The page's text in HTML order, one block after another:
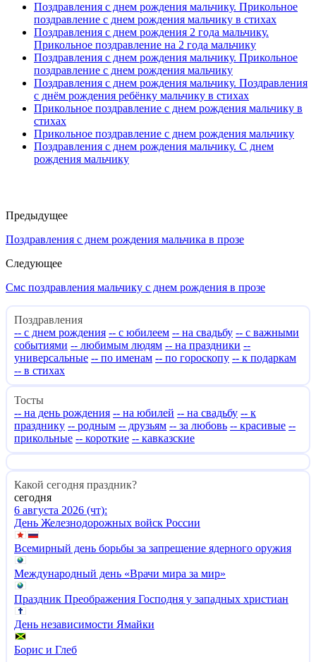
Поздравления с днем рождения мальчику. Прикольное
поздравление с днем рождения мальчику в стихах
Поздравления с днем рождения 2 года мальчику.
Прикольное поздравление на 2 года мальчику
Поздравления с днем рождения мальчику. Прикольное
поздравление с днем рождения мальчику
Поздравления с днем рождения мальчику. Поздравления
с днём рождения ребёнку мальчику в стихах
Прикольное поздравление с днем рождения мальчику в
стихах
Прикольное поздравление с днем рождения мальчику
Поздравления с днем рождения мальчику. С днем
рождения мальчику
Предыдущее
Поздравления с днем рождения мальчика в прозе
Следующее
Смс поздравления мальчику с днем рождения в прозе
Поздравления
-- с днем рождения -- с юбилеем -- на свадьбу -- с важными
событиями -- любимым людям -- на праздники --
универсальные -- по именам -- по гороскопу -- к подаркам
-- в стихах
Тосты
-- на день рождения -- на юбилей -- на свадьбу -- к
празднику -- родным -- друзьям -- за любовь -- красивые --
прикольные -- короткие -- кавказские
Какой сегодня праздник?
сегодня
6 августа 2026 (чт):
День Железнодорожных войск России
Всемирный день борьбы за запрещение ядерного оружия
Международный день «Врачи мира за мир»
Праздник Преображения Господня у западных христиан
День независимости Ямайки
Борис и Глеб